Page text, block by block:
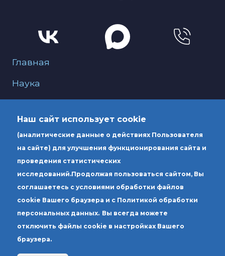
Меню для подвала
Главная
Наука
Образование
Услуги
Юридический адрес: Россия 190000, г.
Санкт-Петербург, вн.тер.г. муниципальный
округ Литейный округ, ул. Чехова, д. 6,
литера А
Наш сайт использует cookie
(аналитические данные о действиях Пользователя
на сайте) для улучшения функционирования сайта и
проведения статистических
исследований.Продолжая пользоваться сайтом, Вы
соглашаетесь с условиями обработки файлов
cookie Вашего браузера и с Политикой обработки
персональных данных. Вы всегда можете
отключить файлы cookie в настройках Вашего
браузера.